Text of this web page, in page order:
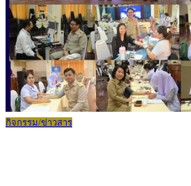
กิจกรรม/ข่าวสาร